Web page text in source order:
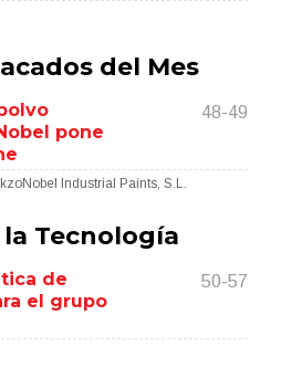
del Mes
pone
48-49
Industrial Paints, S.L.
Tecnología
de
el grupo
50-57